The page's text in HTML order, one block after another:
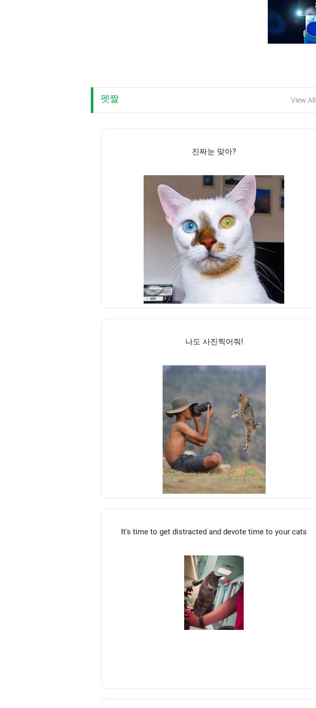
펫짤 View All
진짜눈 맞아?
나도 사진찍어줘!
It's time to get distracted and devote time to your cats